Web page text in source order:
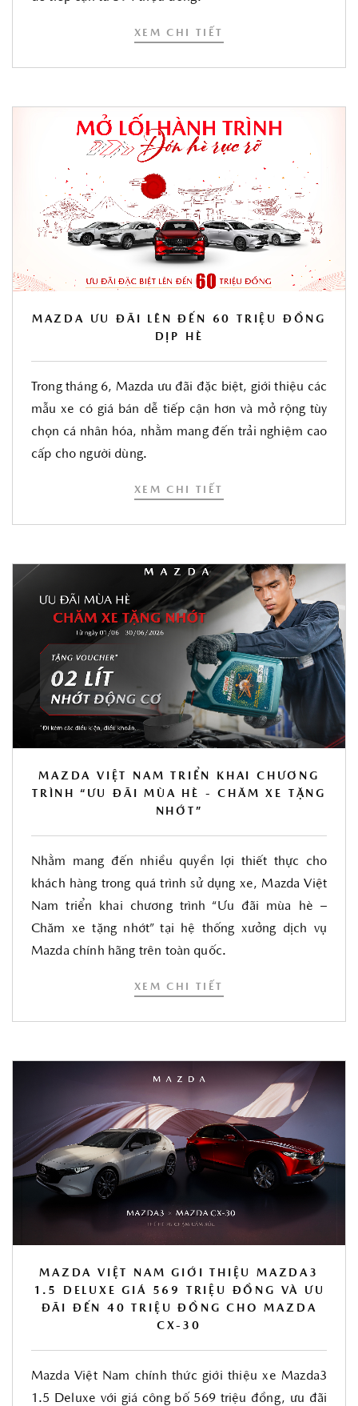
XEM CHI TIẾT
MAZDA ƯU ĐÃI LÊN ĐẾN 60 TRIỆU ĐỒNG
DỊP HÈ
Trong tháng 6, Mazda ưu đãi đặc biệt, giới thiệu các
mẫu xe có giá bán dễ tiếp cận hơn và mở rộng tùy
chọn cá nhân hóa, nhằm mang đến trải nghiệm cao
cấp cho người dùng.
XEM CHI TIẾT
MAZDA VIỆT NAM TRIỂN KHAI CHƯƠNG
TRÌNH “ƯU ĐÃI MÙA HÈ - CHĂM XE TẶNG
NHỚT”
Nhằm mang đến nhiều quyền lợi thiết thực cho
khách hàng trong quá trình sử dụng xe, Mazda Việt
Nam triển khai chương trình “Ưu đãi mùa hè –
Chăm xe tặng nhớt” tại hệ thống xưởng dịch vụ
Mazda chính hãng trên toàn quốc.
XEM CHI TIẾT
MAZDA VIỆT NAM GIỚI THIỆU MAZDA3
1.5 DELUXE GIÁ 569 TRIỆU ĐỒNG VÀ ƯU
ĐÃI ĐẾN 40 TRIỆU ĐỒNG CHO MAZDA
CX-30
Mazda Việt Nam chính thức giới thiệu xe Mazda3
1.5 Deluxe với giá công bố 569 triệu đồng, ưu đãi